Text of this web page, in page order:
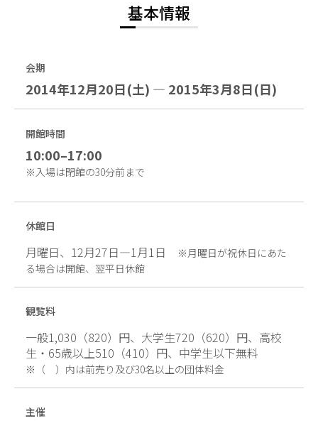
基本情報
会期
2014年12月20日(土) — 2015年3月8日(日)
開館時間
10:00–17:00
※入場は閉館の30分前まで
休館日
月曜日、12月27日—1月1日
※月曜日が祝休日にあた
る場合は開館、翌平日休館
観覧料
一般1,030（820）円、大学生720（620）円、高校
生・65歳以上510（410）円、中学生以下無料
※（ ）内は前売り及び30名以上の団体料金
主催